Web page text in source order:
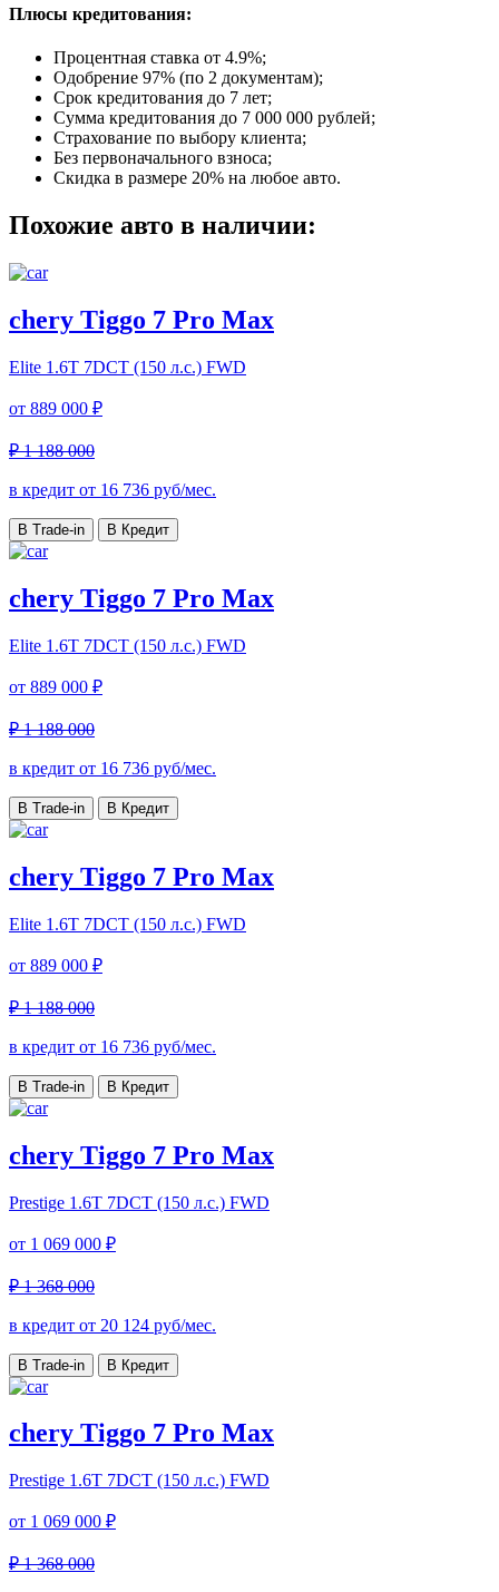
Плюсы кредитования:
Процентная ставка от 4.9%;
Одобрение 97% (по 2 документам);
Срок кредитования до 7 лет;
Сумма кредитования до 7 000 000 рублей;
Страхование по выбору клиента;
Без первоначального взноса;
Скидка в размере 20% на любое авто.
Похожие авто в наличии:
chery Tiggo 7 Pro Max
Elite 1.6T 7DCT (150 л.с.) FWD
от 889 000 ₽
₽ 1 188 000
в кредит от 16 736 руб/мес.
В Trade-in В Кредит
chery Tiggo 7 Pro Max
Elite 1.6T 7DCT (150 л.с.) FWD
от 889 000 ₽
₽ 1 188 000
в кредит от 16 736 руб/мес.
В Trade-in В Кредит
chery Tiggo 7 Pro Max
Elite 1.6T 7DCT (150 л.с.) FWD
от 889 000 ₽
₽ 1 188 000
в кредит от 16 736 руб/мес.
В Trade-in В Кредит
chery Tiggo 7 Pro Max
Prestige 1.6T 7DCT (150 л.с.) FWD
от 1 069 000 ₽
₽ 1 368 000
в кредит от 20 124 руб/мес.
В Trade-in В Кредит
chery Tiggo 7 Pro Max
Prestige 1.6T 7DCT (150 л.с.) FWD
от 1 069 000 ₽
₽ 1 368 000